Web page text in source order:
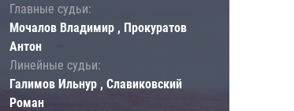
Главные судьи:
Мочалов Владимир , Прокуратов
Антон
Линейные судьи:
Галимов Ильнур , Славиковский
Роман